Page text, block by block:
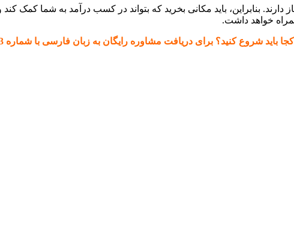
بنابراین، باید مکانی بخرید که بتواند در کسب درآمد به شما کمک
خواهد داشت.
کنید؟ برای دریافت مشاوره رایگان به زبان فارسی با شماره 2026304803 تماس بگیرید